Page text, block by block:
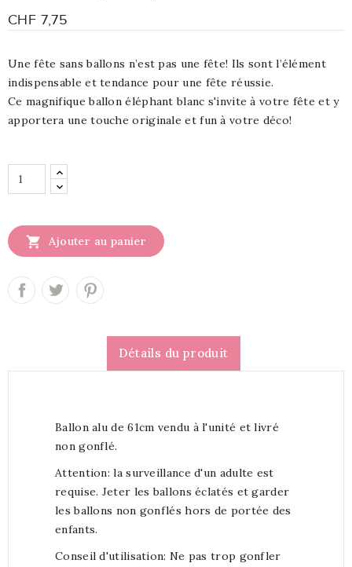
CHF 7,75
Une fête sans ballons n’est pas une fête! Ils sont l’élément
indispensable et tendance pour une fête réussie.
Ce magnifique ballon éléphant blanc s'invite à votre fête et y
apportera une touche originale et fun à votre déco!
 Ajouter au panier
Détails du produit
Ballon alu de 61cm vendu à l'unité et livré
non gonflé.
Attention: la surveillance d'un adulte est
requise. Jeter les ballons éclatés et garder
les ballons non gonflés hors de portée des
enfants.
Conseil d'utilisation: Ne pas trop gonfler